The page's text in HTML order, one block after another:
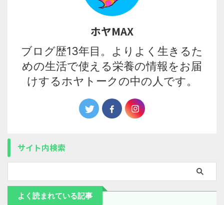
ホヤMAX
ブログ歴13年目。よりよく生きるた
めの生活で使える栄養の情報をお届
けするホヤトークの中の人です。
サイト内検索
よく読まれている記事